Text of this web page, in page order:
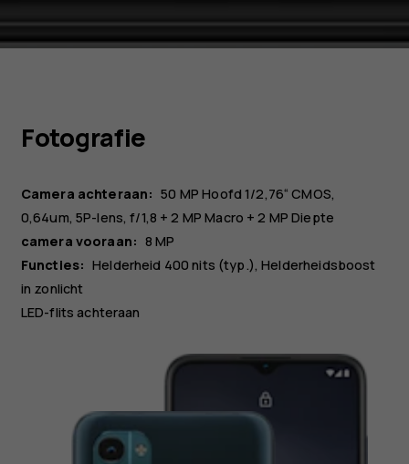
Fotografie
Camera achteraan: 50 MPHoofd 1/2,76“ CMOS,
0,64um, 5P-lens, f/1,8 + 2 MPMacro + 2 MPDiepte
camera vooraan: 8 MP
Functies: Helderheid 400 nits (typ.), Helderheidsboost
in zonlicht
LED-flits achteraan